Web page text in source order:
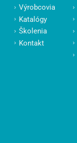
Výrobcovia
Katalógy
Školenia
Kontakt